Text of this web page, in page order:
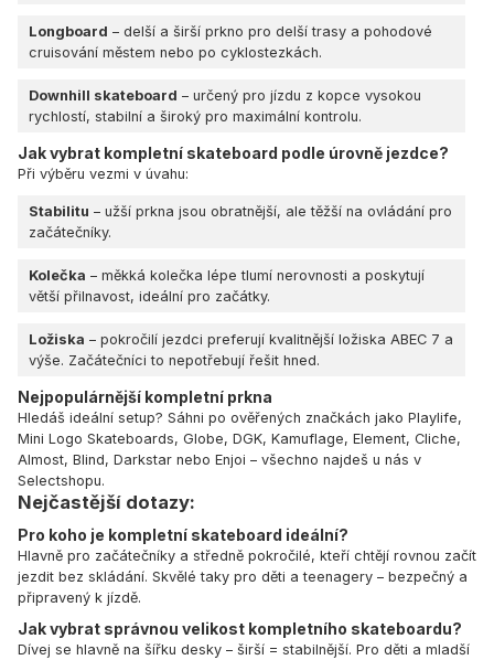
Longboard – delší a širší prkno pro delší trasy a pohodové
cruisování městem nebo po cyklostezkách.
Downhill skateboard – určený pro jízdu z kopce vysokou
rychlostí, stabilní a široký pro maximální kontrolu.
Jak vybrat kompletní skateboard podle úrovně jezdce?
Při výběru vezmi v úvahu:
Stabilitu – užší prkna jsou obratnější, ale těžší na ovládání pro
začátečníky.
Kolečka – měkká kolečka lépe tlumí nerovnosti a poskytují
větší přilnavost, ideální pro začátky.
Ložiska – pokročilí jezdci preferují kvalitnější ložiska ABEC 7 a
výše. Začátečníci to nepotřebují řešit hned.
Nejpopulárnější kompletní prkna
Hledáš ideální setup? Sáhni po ověřených značkách jako Playlife,
Mini Logo Skateboards, Globe, DGK, Kamuflage, Element, Cliche,
Almost, Blind, Darkstar nebo Enjoi – všechno najdeš u nás v
Selectshopu.
Nejčastější dotazy:
Pro koho je kompletní skateboard ideální?
Hlavně pro začátečníky a středně pokročilé, kteří chtějí rovnou začít
jezdit bez skládání. Skvělé taky pro děti a teenagery – bezpečný a
připravený k jízdě.
Jak vybrat správnou velikost kompletního skateboardu?
Dívej se hlavně na šířku desky – širší = stabilnější. Pro děti a mladší